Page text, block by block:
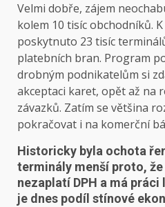
Velmi dobře, zájem
kolem 10 tisíc obchodníků.
poskytnuto 23 tisíc
platebních bran. Program
drobným podnikatelům si
akceptaci karet, opět až na
závazků. Zatím se většina
pokračovat i na komerční
Historicky byla ochota
terminály menší proto,
nezaplatí DPH a má
je dnes podíl stínové